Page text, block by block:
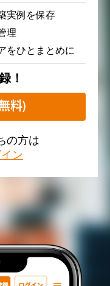
実例を保存
理
をひとまとめに
！
料)
の方は
ン